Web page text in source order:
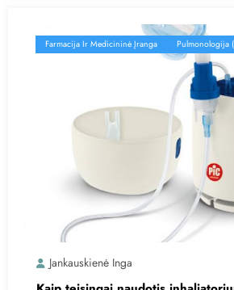
Farmacija Ir Medicininė Įranga Pulmonologija
Jankauskienė Inga